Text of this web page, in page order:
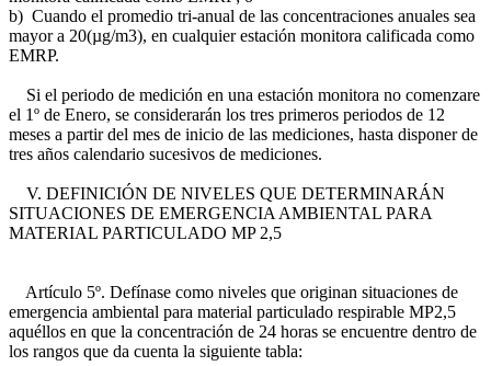
b) Cuando el promedio tri-anual de las concentraciones anuales sea
mayor a 20(µg/m3), en cualquier estación monitora calificada como
EMRP.
Si el periodo de medición en una estación monitora no comenzare
el 1º de Enero, se considerarán los tres primeros periodos de 12
meses a partir del mes de inicio de las mediciones, hasta disponer de
tres años calendario sucesivos de mediciones.
V. DEFINICIÓN DE NIVELES QUE DETERMINARÁN
SITUACIONES DE EMERGENCIA AMBIENTAL PARA
MATERIAL PARTICULADO MP 2,5
Artículo 5º. Defínase como niveles que originan situaciones de
emergencia ambiental para material particulado respirable MP2,5
aquéllos en que la concentración de 24 horas se encuentre dentro de
los rangos que da cuenta la siguiente tabla: